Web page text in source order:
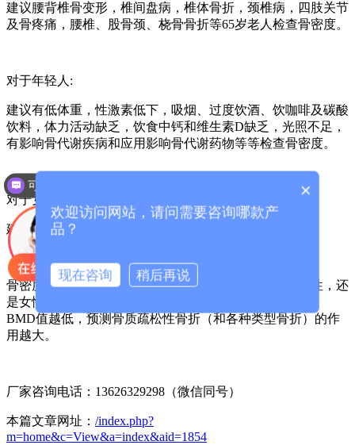
建议腰背椎骨变形，椎间盘病，椎体骨折，颈椎病，四肢关节
及骨疼痛，腰椎、股骨颈、桡骨骨折等65岁老人检查骨密度。
对于年轻人:
建议有低体重，性激素低下，吸烟、过度饮酒、饮咖啡及碳酸
饮料，体力活动缺乏，饮食中钙和维生素D缺乏，光照不足，
有影响骨代谢疾病和应用影响骨代谢药物等等检查骨密度。
对于女性：
建议绝经后的女性和孕产妇检查骨密度。
骨密度另一个重要作用就是对骨折风险的预测。无论男性，还
是女性，骨密度（BMD）均是十分重要的骨折危险因素。
BMD值越低，预测骨质疏松性骨折（和各种类型骨折）的作
用越大。
厂家咨询电话：13626329298（微信同号）
本篇文章网址： /index.php?
m=home&c=View&a=index&aid=1854
×
欢迎访问网站，请问需要咨询哪款产
品？
现在咨询 稍后再说